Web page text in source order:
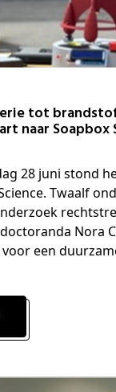
naar Soapbox
Twaalf
Nora
een